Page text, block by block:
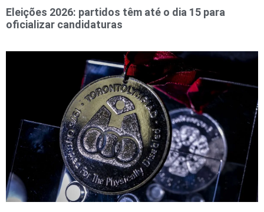
Eleições 2026: partidos têm até o dia 15 para
oficializar candidaturas